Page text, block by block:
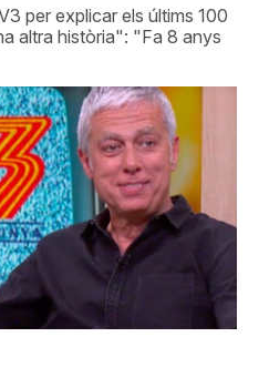
per explicar els últims 100
altra història": "Fa 8 anys